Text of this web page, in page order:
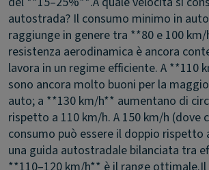
autostrada? Il consumo minimo in
raggiunge in genere tra **80 e 100
resistenza aerodinamica è ancora
lavora in un regime efficiente. A **110
sono ancora molto buoni per la
auto; a **130 km/h** aumentano di
rispetto a 110 km/h. A 150 km/h (dove
consumo può essere il doppio rispetto
una guida autostradale bilanciata tra